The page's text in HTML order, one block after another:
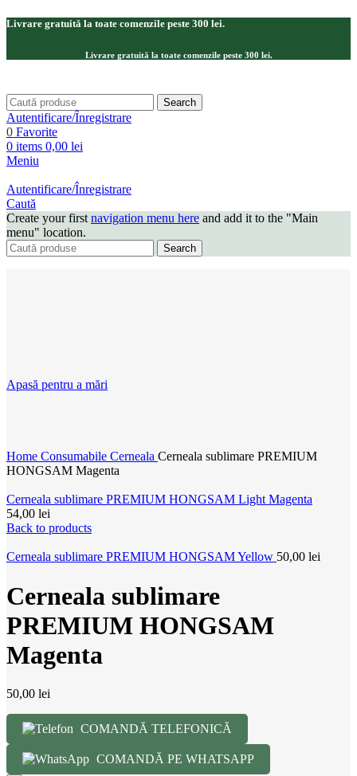
Livrare gratuită la toate comenzile peste 300 lei.
Livrare gratuită la toate comenzile peste 300 lei.
Search
Autentificare/Înregistrare
0 Favorite
0 items 0,00 lei
Meniu
Autentificare/Înregistrare
Caută
Create your first navigation menu here and add it to the "Main
menu" location.
Search
Apasă pentru a mări
Home Consumabile Cerneala Cerneala sublimare PREMIUM
HONGSAM Magenta
Cerneala sublimare PREMIUM HONGSAM Light Magenta
54,00 lei
Back to products
Cerneala sublimare PREMIUM HONGSAM Yellow 50,00 lei
Cerneala sublimare
PREMIUM HONGSAM
Magenta
50,00 lei
COMANDĂ TELEFONICĂ
COMANDĂ PE WHATSAPP